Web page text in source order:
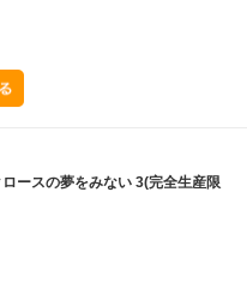
ースの夢をみない 3(完全生産限